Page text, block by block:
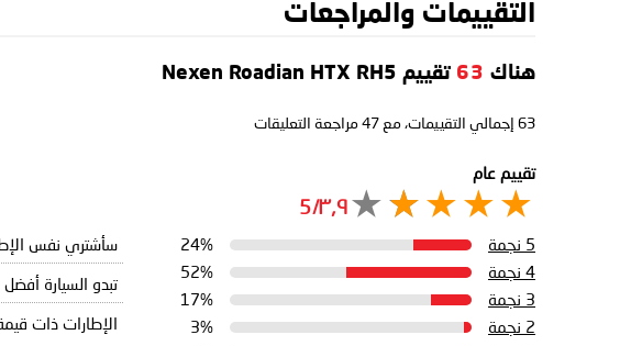
التقييمات والمراجعات
هناك 63 تقييم Nexen Roadian HTX RH5
63 إجمالي التقييمات، مع 47 مراجعة التعليقات
تقييم عام
٣٫٩/5
5 نجمة
24%
4 نجمة
52%
3 نجمة
17%
2 نجمة
3%
سأشتري نفس
تبدو السيارة
الإطارات ذات